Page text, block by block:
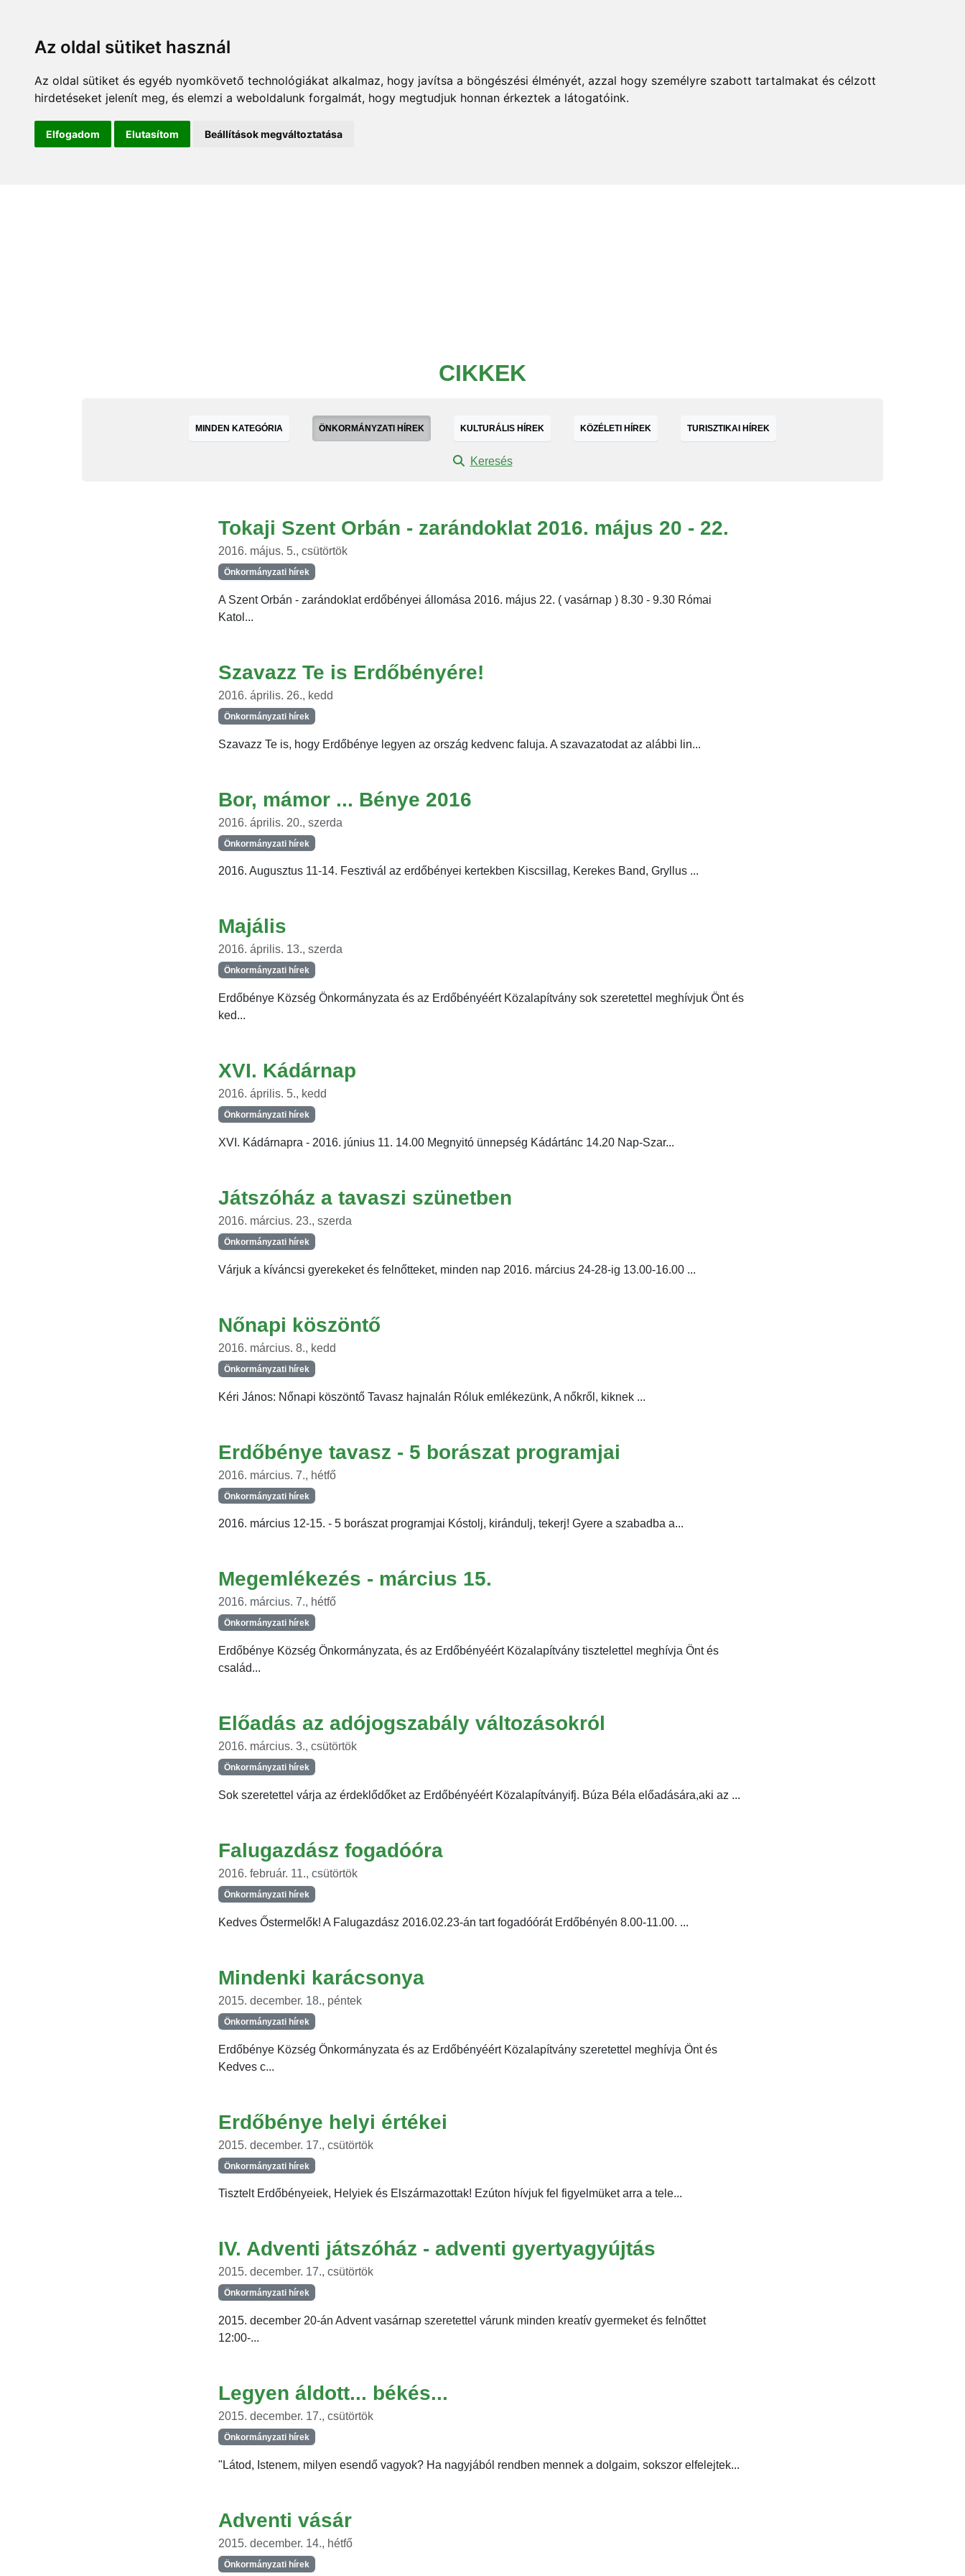
Az oldal sütiket használ
Az oldal sütiket és egyéb nyomkövető technológiákat alkalmaz, hogy javítsa a böngészési élményét, azzal hogy személyre szabott tartalmakat és célzott
hirdetéseket jelenít meg, és elemzi a weboldalunk forgalmát, hogy megtudjuk honnan érkeztek a látogatóink.
Elfogadom Elutasítom Beállítások megváltoztatása
CIKKEK
MINDEN KATEGÓRIA ÖNKORMÁNYZATI HÍREK KULTURÁLIS HÍREK KÖZÉLETI HÍREK TURISZTIKAI HÍREK
Keresés
Tokaji Szent Orbán - zarándoklat 2016. május 20 - 22.
2016. május. 5., csütörtök
Önkormányzati hírek
A Szent Orbán - zarándoklat erdőbényei állomása 2016. május 22. ( vasárnap ) 8.30 - 9.30 Római
Katol...
Szavazz Te is Erdőbényére!
2016. április. 26., kedd
Önkormányzati hírek
Szavazz Te is, hogy Erdőbénye legyen az ország kedvenc faluja. A szavazatodat az alábbi lin...
Bor, mámor ... Bénye 2016
2016. április. 20., szerda
Önkormányzati hírek
2016. Augusztus 11-14. Fesztivál az erdőbényei kertekben Kiscsillag, Kerekes Band, Gryllus ...
Majális
2016. április. 13., szerda
Önkormányzati hírek
Erdőbénye Község Önkormányzata és az Erdőbényéért Közalapítvány sok szeretettel meghívjuk Önt és
ked...
XVI. Kádárnap
2016. április. 5., kedd
Önkormányzati hírek
XVI. Kádárnapra - 2016. június 11. 14.00 Megnyitó ünnepség Kádártánc 14.20 Nap-Szar...
Játszóház a tavaszi szünetben
2016. március. 23., szerda
Önkormányzati hírek
Várjuk a kíváncsi gyerekeket és felnőtteket, minden nap 2016. március 24-28-ig 13.00-16.00 ...
Nőnapi köszöntő
2016. március. 8., kedd
Önkormányzati hírek
Kéri János: Nőnapi köszöntő Tavasz hajnalán Róluk emlékezünk, A nőkről, kiknek ...
Erdőbénye tavasz - 5 borászat programjai
2016. március. 7., hétfő
Önkormányzati hírek
2016. március 12-15. - 5 borászat programjai Kóstolj, kirándulj, tekerj! Gyere a szabadba a...
Megemlékezés - március 15.
2016. március. 7., hétfő
Önkormányzati hírek
Erdőbénye Község Önkormányzata, és az Erdőbényéért Közalapítvány tisztelettel meghívja Önt és
család...
Előadás az adójogszabály változásokról
2016. március. 3., csütörtök
Önkormányzati hírek
Sok szeretettel várja az érdeklődőket az Erdőbényéért Közalapítványifj. Búza Béla előadására,aki az ...
Falugazdász fogadóóra
2016. február. 11., csütörtök
Önkormányzati hírek
Kedves Őstermelők! A Falugazdász 2016.02.23-án tart fogadóórát Erdőbényén 8.00-11.00. ...
Mindenki karácsonya
2015. december. 18., péntek
Önkormányzati hírek
Erdőbénye Község Önkormányzata és az Erdőbényéért Közalapítvány szeretettel meghívja Önt és
Kedves c...
Erdőbénye helyi értékei
2015. december. 17., csütörtök
Önkormányzati hírek
Tisztelt Erdőbényeiek, Helyiek és Elszármazottak! Ezúton hívjuk fel figyelmüket arra a tele...
IV. Adventi játszóház - adventi gyertyagyújtás
2015. december. 17., csütörtök
Önkormányzati hírek
2015. december 20-án Advent vasárnap szeretettel várunk minden kreatív gyermeket és felnőttet
12:00-...
Legyen áldott... békés...
2015. december. 17., csütörtök
Önkormányzati hírek
"Látod, Istenem, milyen esendő vagyok? Ha nagyjából rendben mennek a dolgaim, sokszor elfelejtek...
Adventi vásár
2015. december. 14., hétfő
Önkormányzati hírek